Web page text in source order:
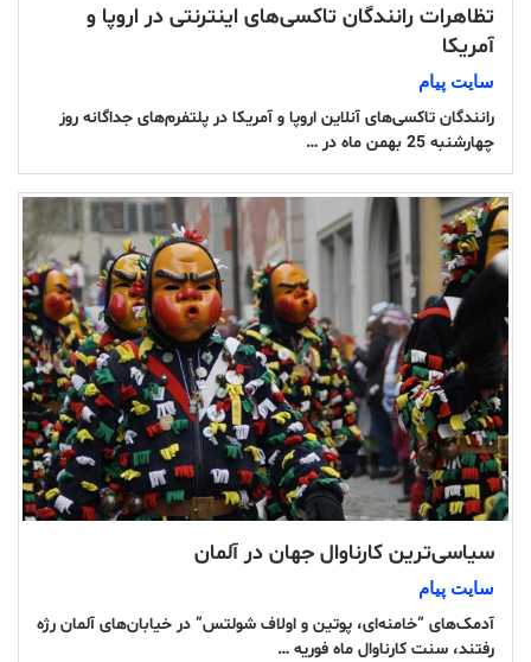
تظاهرات رانندگان تاکسی‌های اینترنتی در اروپا و
آمریکا
سایت پیام
رانندگان تاکسی‌های آنلاین اروپا و آمریکا در پلتفرم‌های جداگانه روز
چهارشنبه 25 بهمن ماه در …
سیاسی‌ترین کارناوال جهان در آلمان
سایت پیام
آدمک‌های “خامنه‌ای، پوتین و اولاف شولتس” در خیابان‌های آلمان رژه
رفتند، سنت کارناوال ماه فوریه …